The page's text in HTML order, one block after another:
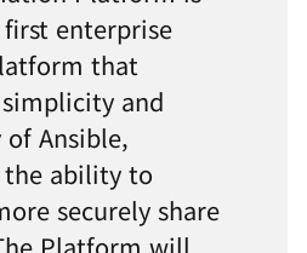
enterprise
that
and
Ansible,
ability to
securely share